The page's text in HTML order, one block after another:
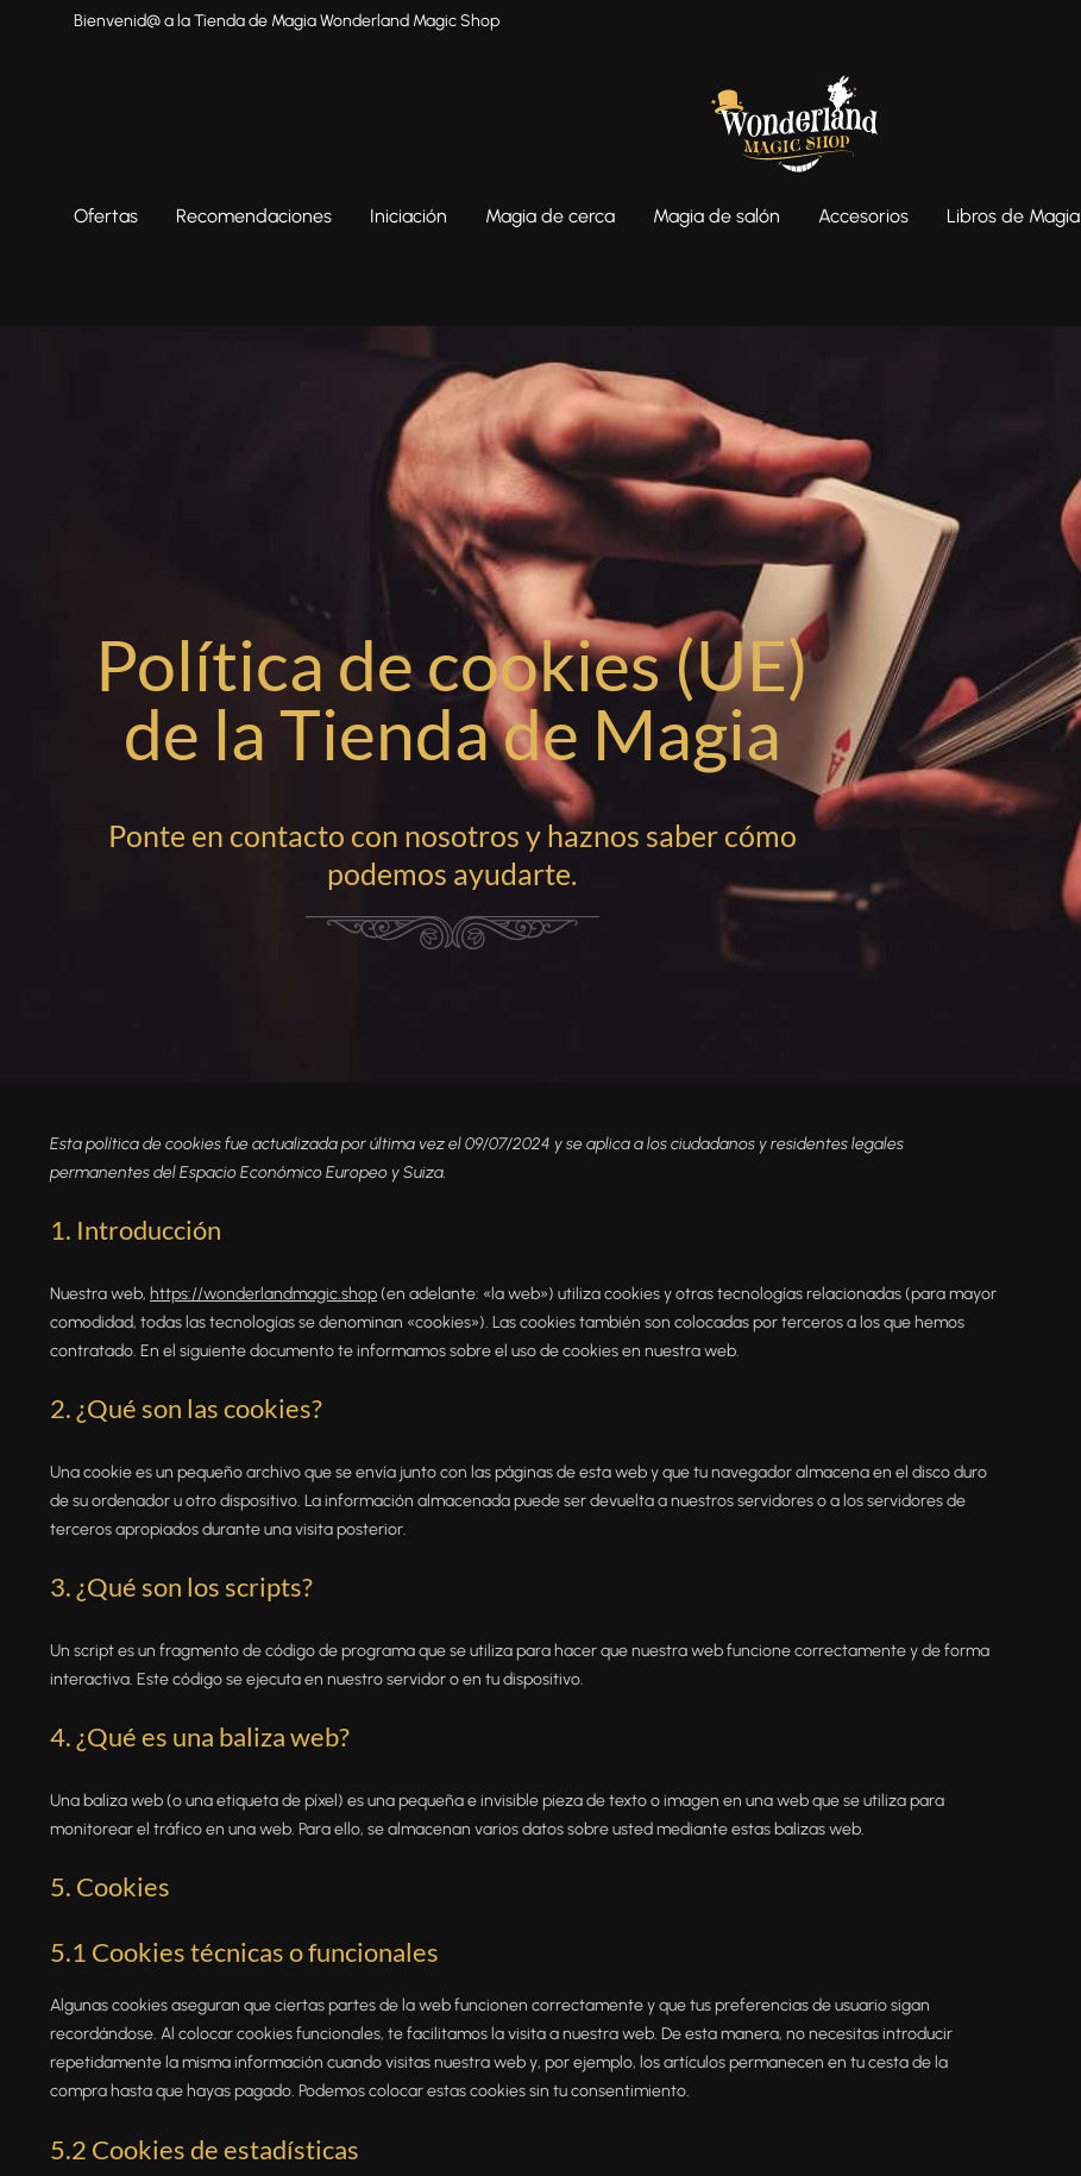
Bienvenid@ a la Tienda de Magia Wonderland Magic Shop
Ofertas Recomendaciones Iniciación Magia de cerca Magia de salón Accesorios Libros de Magia
Política de cookies (UE)
de la Tienda de Magia
Ponte en contacto con nosotros y haznos saber cómo
podemos ayudarte.
Esta política de cookies fue actualizada por última vez el 09/07/2024 y se aplica a los ciudadanos y residentes legales
permanentes del Espacio Económico Europeo y Suiza.
1. Introducción
Nuestra web, https://wonderlandmagic.shop(en adelante: «la web») utiliza cookies y otras tecnologías relacionadas (para mayor
comodidad, todas las tecnologías se denominan «cookies»). Las cookies también son colocadas por terceros a los que hemos
contratado. En el siguiente documento te informamos sobre el uso de cookies en nuestra web.
2. ¿Qué son las cookies?
Una cookie es un pequeño archivo que se envía junto con las páginas de esta web y que tu navegador almacena en el disco duro
de su ordenador u otro dispositivo. La información almacenada puede ser devuelta a nuestros servidores o a los servidores de
terceros apropiados durante una visita posterior.
3. ¿Qué son los scripts?
Un script es un fragmento de código de programa que se utiliza para hacer que nuestra web funcione correctamente y de forma
interactiva. Este código se ejecuta en nuestro servidor o en tu dispositivo.
4. ¿Qué es una baliza web?
Una baliza web (o una etiqueta de píxel) es una pequeña e invisible pieza de texto o imagen en una web que se utiliza para
monitorear el tráfico en una web. Para ello, se almacenan varios datos sobre usted mediante estas balizas web.
5. Cookies
5.1 Cookies técnicas o funcionales
Algunas cookies aseguran que ciertas partes de la web funcionen correctamente y que tus preferencias de usuario sigan
recordándose. Al colocar cookies funcionales, te facilitamos la visita a nuestra web. De esta manera, no necesitas introducir
repetidamente la misma información cuando visitas nuestra web y, por ejemplo, los artículos permanecen en tu cesta de la
compra hasta que hayas pagado. Podemos colocar estas cookies sin tu consentimiento.
5.2 Cookies de estadísticas